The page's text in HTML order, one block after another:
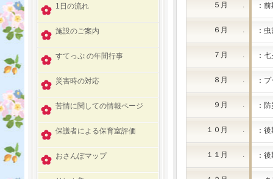
５月 . ：
６月 . ：
７月 . ：
８月 . ：
９月 . ：
１０月 . ：
１１月 . ：
1日の流れ
施設のご案内
すてっぷ の年間行事
災害時の対応
苦情に関しての情報ページ
保護者による保育室評価
おさんぽマップ